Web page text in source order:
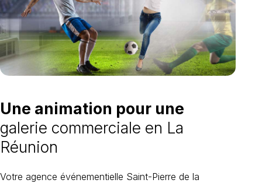
Une animation pour une
galerie commerciale en La
Réunion
Votre agence événementielle Saint-Pierre de la